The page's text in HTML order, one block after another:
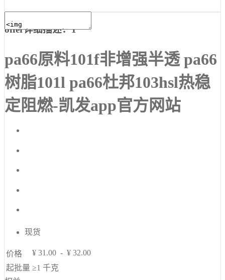
offer详细描述：1
pa66原料101f非增强半透 pa66
树脂101l pa66杜邦103hsl热稳
定阻燃-凯发app官方网站
现货
价格 ¥ 31.00 - ¥ 32.00
起批量 ≥1 千克